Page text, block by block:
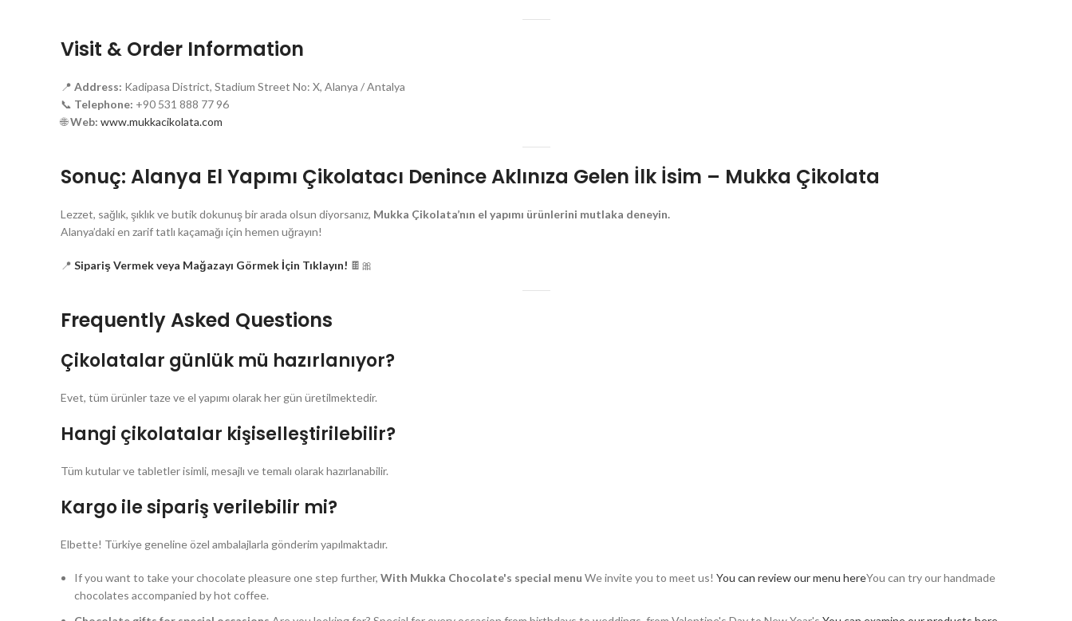
Visit & Order Information
📍 Address: Kadipasa District, Stadium Street No: X, Alanya / Antalya
📞 Telephone: +90 531 888 77 96
🌐Web: www.mukkacikolata.com
Sonuç: Alanya El Yapımı Çikolatacı Denince Aklınıza Gelen İlk İsim – Mukka Çikolata
Lezzet, sağlık, şıklık ve butik dokunuş bir arada olsun diyorsanız, Mukka Çikolata’nın el yapımı ürünlerini mutlaka deneyin.
Alanya’daki en zarif tatlı kaçamağı için hemen uğrayın!
📍 Sipariş Vermek veya Mağazayı Görmek İçin Tıklayın! 🍫🎀
Frequently Asked Questions
Çikolatalar günlük mü hazırlanıyor?
Evet, tüm ürünler taze ve el yapımı olarak her gün üretilmektedir.
Hangi çikolatalar kişiselleştirilebilir?
Tüm kutular ve tabletler isimli, mesajlı ve temalı olarak hazırlanabilir.
Kargo ile sipariş verilebilir mi?
Elbette! Türkiye geneline özel ambalajlarla gönderim yapılmaktadır.
If you want to take your chocolate pleasure one step further, With Mukka Chocolate's special menu We invite you to meet us! You can review our menu hereYou can try our handmade
chocolates accompanied by hot coffee.